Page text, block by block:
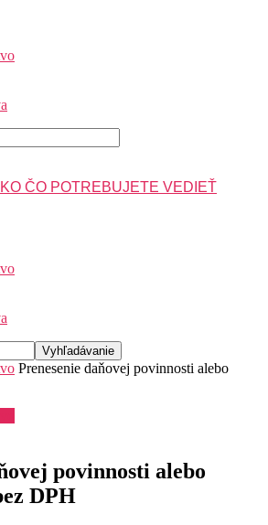
ČO POTREBUJETE VEDIEŤ
Prenesenie daňovej povinnosti alebo
povinnosti alebo
DPH